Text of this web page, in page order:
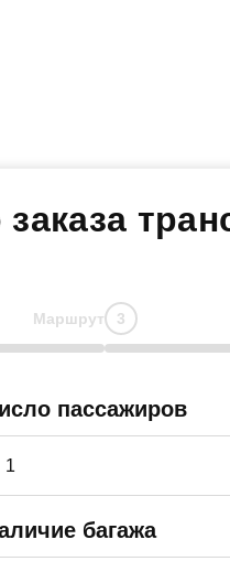
Маршрут
пассажиров
багажа